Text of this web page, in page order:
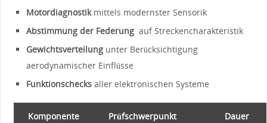
Motordiagnostikmittels modernster Sensorik
Abstimmung der Federung ⁢ auf ⁣Streckencharakteristik
Gewichtsverteilung unter Berücksichtigung​
aerodynamischer Einflüsse
Funktionschecks aller elektronischen Systeme
Komponente Prüfschwerpunkt
Dauer